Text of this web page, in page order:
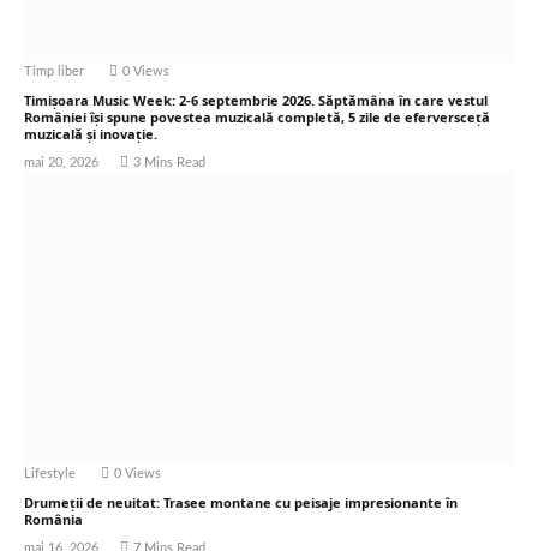
Timp liber 0 Views
Timișoara Music Week: 2-6 septembrie 2026. Săptămâna în care vestul
României își spune povestea muzicală completă, 5 zile de eferversceță
muzicală și inovație.
mai 20, 2026 3 Mins Read
Lifestyle 0 Views
Drumeții de neuitat: Trasee montane cu peisaje impresionante în
România
mai 16, 2026 7 Mins Read